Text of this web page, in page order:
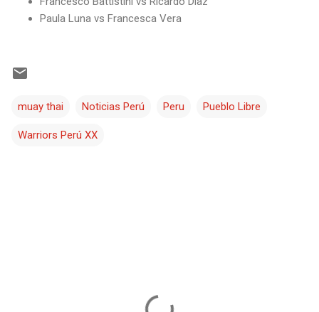
Paula Luna vs Francesca Vera
muay thai Noticias Perú Peru Pueblo Libre
Warriors Perú XX